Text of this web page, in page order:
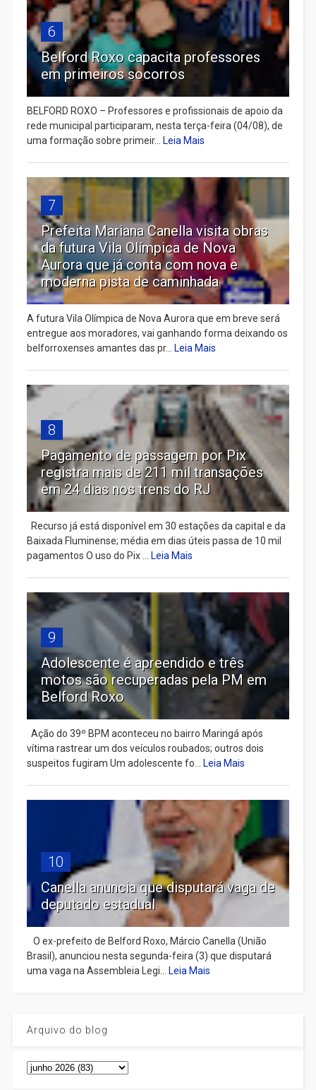
6
Belford Roxo capacita professores
em primeiros socorros
BELFORD ROXO – Professores e profissionais de apoio da
rede municipal participaram, nesta terça-feira (04/08), de
uma formação sobre primeir...
Leia Mais
7
Prefeita Mariana Canella visita obras
da futura Vila Olímpica de Nova
Aurora que já conta com nova e
moderna pista de caminhada
A futura Vila Olímpica de Nova Aurora que em breve será
entregue aos moradores, vai ganhando forma deixando os
belforroxenses amantes das pr...
Leia Mais
8
Pagamento de passagem por Pix
registra mais de 211 mil transações
em 24 dias nos trens do RJ
Recurso já está disponível em 30 estações da capital e da
Baixada Fluminense; média em dias úteis passa de 10 mil
pagamentos O uso do Pix ...
Leia Mais
9
Adolescente é apreendido e três
motos são recuperadas pela PM em
Belford Roxo
Ação do 39º BPM aconteceu no bairro Maringá após
vítima rastrear um dos veículos roubados; outros dois
suspeitos fugiram Um adolescente fo...
Leia Mais
10
Canella anuncia que disputará vaga de
deputado estadual
​ O ex-prefeito de Belford Roxo, Márcio Canella (União
Brasil), anunciou nesta segunda-feira (3) que disputará
uma vaga na Assembleia Legi...
Leia Mais
Arquivo do blog